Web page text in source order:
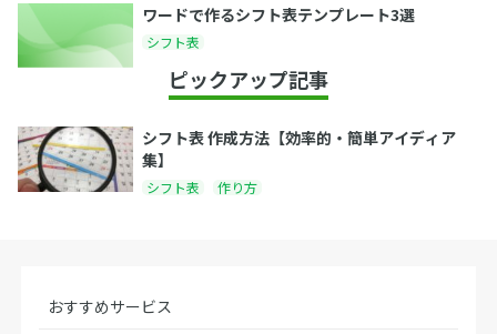
ワードで作るシフト表テンプレート3選
シフト表
ピックアップ記事
シフト表 作成方法【効率的・簡単アイディア
集】
シフト表 作り方
おすすめサービス